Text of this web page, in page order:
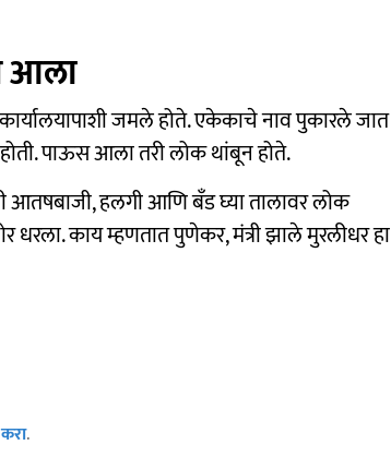
आला
जमले होते. एकेकाचे नाव पुकारले जात
पाऊस आला तरी लोक थांबून होते.
हलगी आणि बॅंड घ्या तालावर लोक
धरला. काय म्हणतात पुणेकर, मंत्री झाले मुरलीधर हा
.